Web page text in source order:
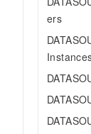
ers